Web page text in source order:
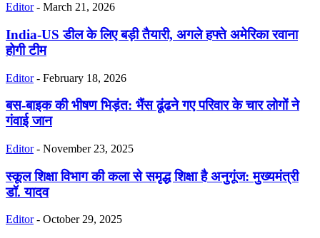
Editor - March 21, 2026
India-US डील के लिए बड़ी तैयारी, अगले हफ्ते अमेरिका रवाना
होगी टीम
Editor - February 18, 2026
बस-बाइक की भीषण भिड़ंत: भैंस ढूंढने गए परिवार के चार लोगों ने
गंवाई जान
Editor - November 23, 2025
स्कूल शिक्षा विभाग की कला से समृद्ध शिक्षा है अनुगूंज: मुख्यमंत्री
डॉ. यादव
Editor - October 29, 2025